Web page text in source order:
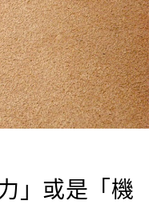
」或是「機